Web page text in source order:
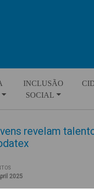
INCLUSÃO
SOCIAL
revelam
2025